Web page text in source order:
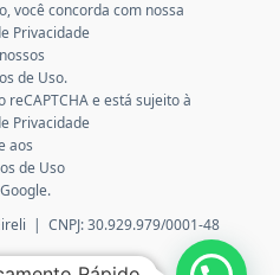
você concorda com nossa
Privacidade
de Uso.
reCAPTCHA e está sujeito à
Privacidade
aos
de Uso
| CNPJ: 30.929.979/0001-48